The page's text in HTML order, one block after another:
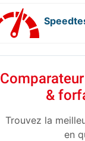
&
Trouvez la
en